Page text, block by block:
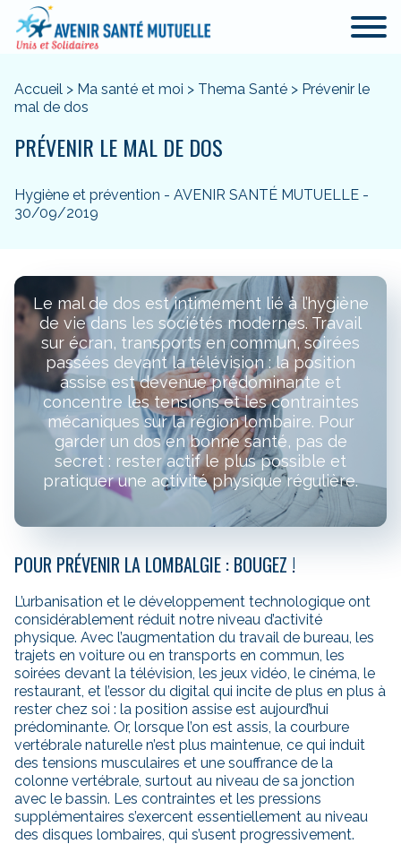
Accueil > Ma santé et moi > Thema Santé > Prévenir le
mal de dos
PRÉVENIR LE MAL DE DOS
Hygiène et prévention - AVENIR SANTÉ MUTUELLE -
30/09/2019
Le mal de dos est intimement lié à l’hygiène
de vie dans les sociétés modernes. Travail
sur écran, transports en commun, soirées
passées devant la télévision : la position
assise est devenue prédominante et
concentre les tensions et les contraintes
mécaniques sur la région lombaire. Pour
garder un dos en bonne santé, pas de
secret : rester actif le plus possible et
pratiquer une activité physique régulière.
POUR PRÉVENIR LA LOMBALGIE : BOUGEZ !
L’urbanisation et le développement technologique ont
considérablement réduit notre niveau d’activité
physique. Avec l’augmentation du travail de bureau, les
trajets en voiture ou en transports en commun, les
soirées devant la télévision, les jeux vidéo, le cinéma, le
restaurant, et l’essor du digital qui incite de plus en plus à
rester chez soi : la position assise est aujourd’hui
prédominante. Or, lorsque l’on est assis, la courbure
vertébrale naturelle n’est plus maintenue, ce qui induit
des tensions musculaires et une souffrance de la
colonne vertébrale, surtout au niveau de sa jonction
avec le bassin. Les contraintes et les pressions
supplémentaires s’exercent essentiellement au niveau
des disques lombaires, qui s’usent progressivement.